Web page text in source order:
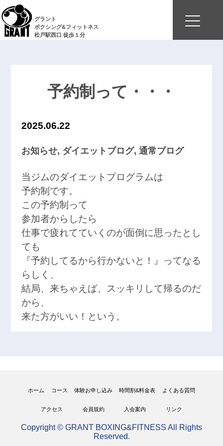
グラント
ボクシング&フィットネス
松戸駅西口 徒歩１分
予約制って・・・
2025.06.22
お知らせ, ダイエットブログ, 通常ブログ
当ジムのダイエットプログラムは
予約制です。
この予約制って
参加者からしたら
仕事で疲れてていくのが面倒に思ったとし
ても
『予約してるから行かないと！』ってなる
らしく、
結局、来ちゃえば、スッキリして帰るのだ
から、
来た方がいい！という。
ホーム コース 体験お申し込み 時間割&料金表 よくある質問
アクセス 会員規約 入会案内 リンク
Copyright © GRANT BOXING&FITNESS All Rights
Reserved.